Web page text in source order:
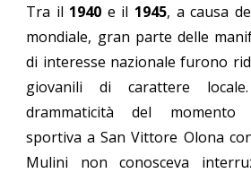
Tra il 1940 e il 1945, a causa
mondiale, gran parte delle
di interesse nazionalefurono
giovanili di carattere
drammaticità del momento
sportiva a San Vittore Olona
Mulini non conosceva